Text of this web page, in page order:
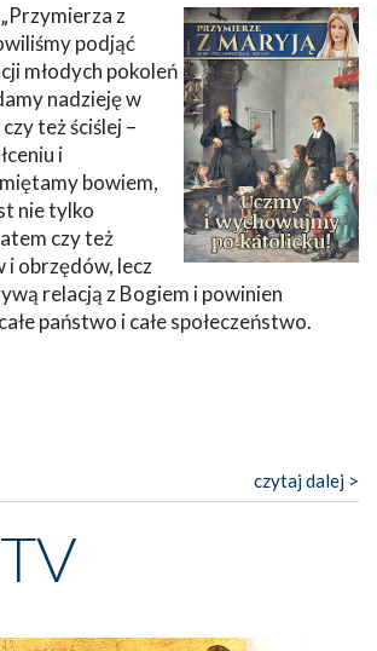
z
podjąć
młodych pokoleń
nadzieję w
też ściślej –
i
bowiem,
nie tylko
czy też
obrzędów, lecz
relacją z Bogiem i powinien
państwo i całe społeczeństwo.
czytaj dalej >